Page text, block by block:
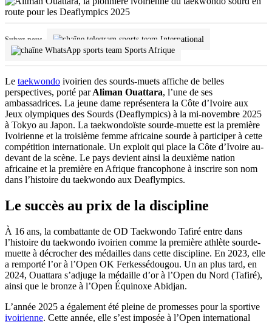
Suivez-nous
International
Sports Afrique
Le taekwondo ivoirien des sourds-muets affiche de belles
perspectives, porté parAliman Ouattara, l’une de ses
ambassadrices. La jeune dame représentera la Côte d’Ivoire aux
Jeux olympiques des Sourds (Deaflympics) à la mi-novembre 2025
à Tokyo au Japon. La taekwondoïste sourde-muette est la première
Ivoirienne et la troisième femme africaine sourde à participer à cette
compétition internationale. Un exploit qui place la Côte d’Ivoire au-
devant de la scène. Le pays devient ainsi la deuxième nation
africaine et la première en Afrique francophone à inscrire son nom
dans l’histoire du taekwondo aux Deaflympics.
Le succès au prix de la discipline
À 16 ans, la combattante de OD Taekwondo Tafiré entre dans
l’histoire du taekwondo ivoirien comme la première athlète sourde-
muette à décrocher des médailles dans cette discipline. En 2023, elle
a remporté l’or à l’Open OK Ferkessédougou. Un an plus tard, en
2024, Ouattara s’adjuge la médaille d’or à l’Open du Nord (Tafiré),
ainsi que le bronze à l’Open Équinoxe Abidjan.
L’année 2025 a également été pleine de promesses pour la sportive
ivoirienne. Cette année, elle s’est imposée à l’Open international